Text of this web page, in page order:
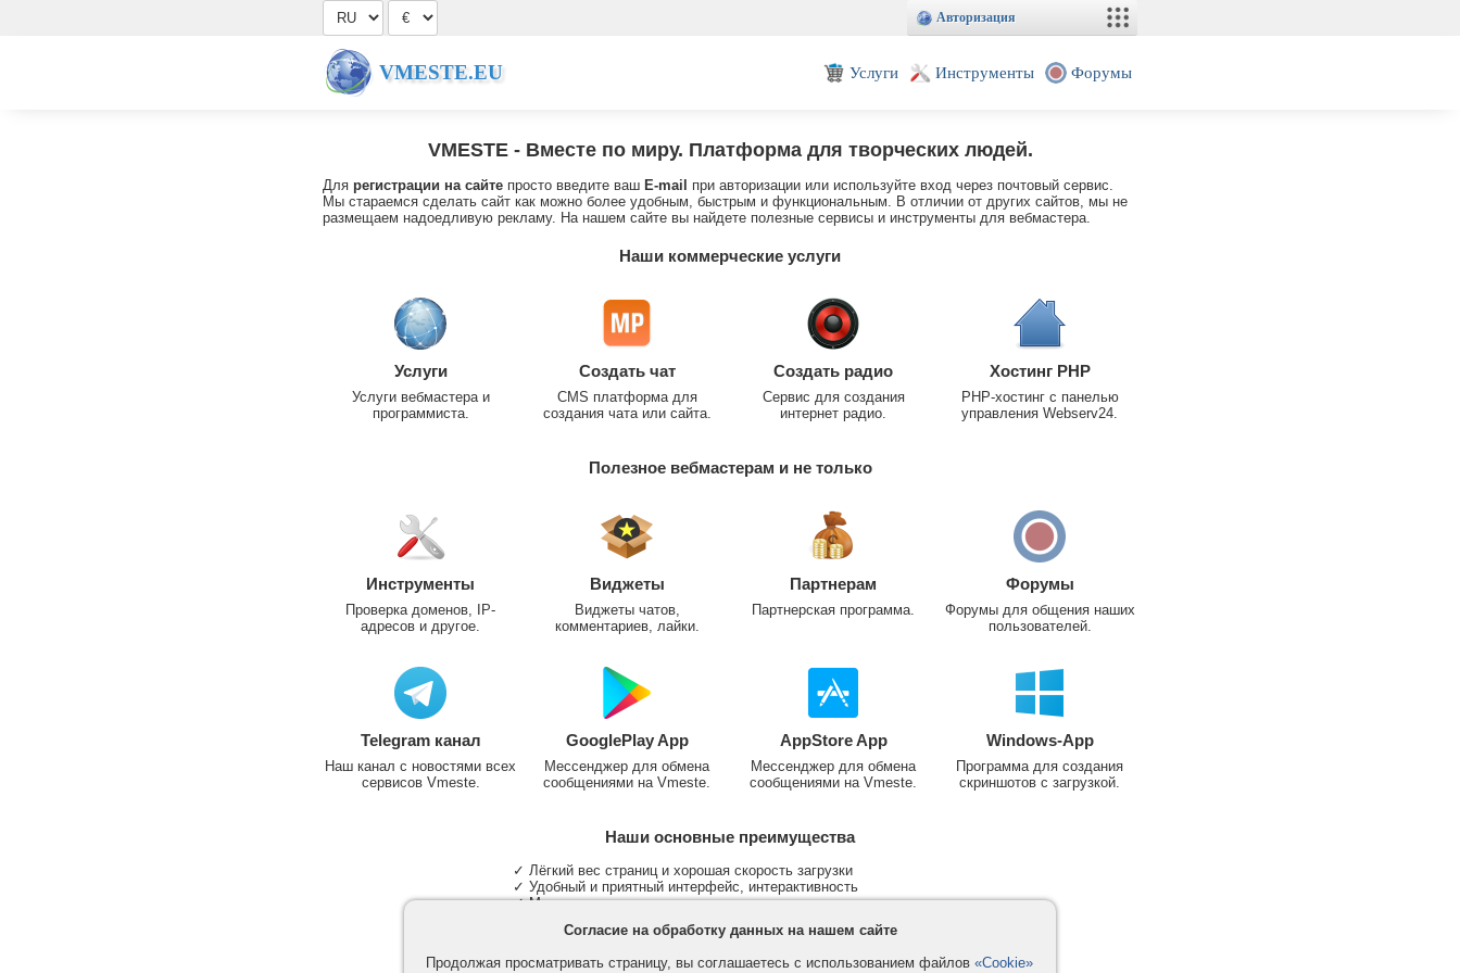
Авторизация
VMESTE.EU Услуги Инструменты Форумы
VMESTE- Вместе по миру. Платформа для творческих людей.
Для регистрации на сайте просто введите ваш E-mail
при авторизации или используйте вход через почтовый сервис.
Мы стараемся сделать сайт как можно более удобным, быстрым и функциональным. В отличии от других сайтов, мы не
размещаем надоедливую рекламу. На нашем сайте вы найдете полезные сервисы и инструменты для вебмастера.
Наши коммерческие услуги
Услуги
Услуги вебмастера и
программиста.
Создать чат
CMS платформа для
создания чата или сайта.
Создать радио
Сервис для создания
интернет радио.
Хостинг PHP
PHP-хостинг с панелью
управления Webserv24.
Полезное вебмастерам и не только
Инструменты
Проверка доменов, IP-
адресов и другое.
Виджеты
Виджеты чатов,
комментариев, лайки.
Партнерам
Партнерская программа.
Форумы
Форумы для общения наших
пользователей.
Telegram канал
Наш канал с новостями всех
сервисов Vmeste.
GooglePlay App
Мессенджер для обмена
сообщениями на Vmeste.
AppStore App
Мессенджер для обмена
сообщениями на Vmeste.
Windows-App
Программа для создания
скриншотов с загрузкой.
Наши основные преимущества
✓ Лёгкий вес страниц и хорошая скорость загрузки
✓ Удобный и приятный интерфейс, интерактивность
✓ Мы не размещаем надоедливую рекламу
✓ Участие в группах и сообществах
✓ Поддержка основных типов и больших файлов
Согласие на обработку данных на нашем сайте
Продолжая просматривать страницу, вы соглашаетесь с использованием файлов «Cookie»